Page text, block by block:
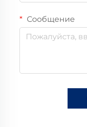
Сообщение